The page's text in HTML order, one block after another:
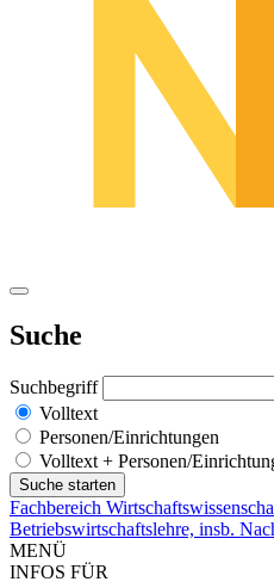
Suche
Suchbegriff
Volltext
Personen/Einrichtungen
Volltext + Personen/
Fachbereich
Betriebswirtschaftslehre, insb.
MENÜ
INFOS FÜR